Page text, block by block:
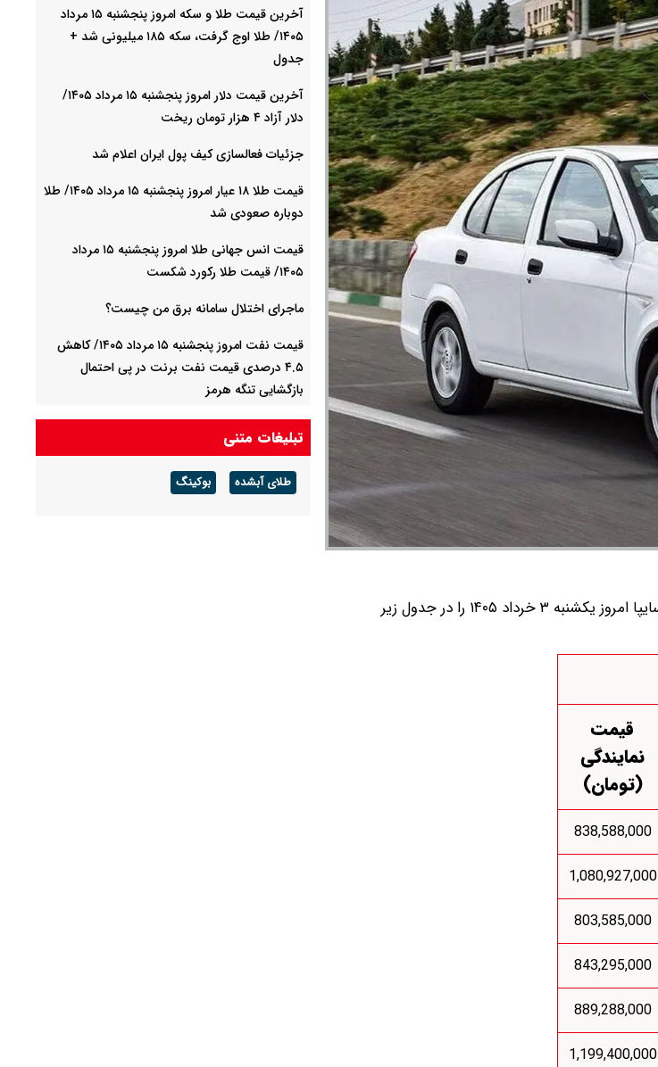
قیمت متوسط بازار آزاد و قیمت نمایندگی خودرو‌های سایپا امروز یکشنبه ۳ خرداد ۱۴۰۵ را در جدول زیر
قیمت
نمایندگی
(تومان)
838,588,000
1,080,927,000
803,585,000
843,295,000
889,288,000
1,199,400,000
آخرین قیمت طلا و سکه امروز پنجشنبه ۱۵ مرداد
۱۴۰۵/ طلا اوج گرفت، سکه ۱۸۵ میلیونی شد +
جدول
آخرین قیمت دلار امروز پنجشنبه ۱۵ مرداد ۱۴۰۵/
دلار آزاد ۴ هزار تومان ریخت
جزئیات فعالسازی کیف پول ایران اعلام شد
قیمت طلا ۱۸ عیار امروز پنجشنبه ۱۵ مرداد ۱۴۰۵/ طلا
دوباره صعودی شد
قیمت انس جهانی طلا امروز پنجشنبه ۱۵ مرداد
۱۴۰۵/ قیمت طلا رکورد شکست
ماجرای اختلال سامانه برق من چیست؟
قیمت نفت امروز پنجشنبه ۱۵ مرداد ۱۴۰۵/ کاهش
۴.۵ درصدی قیمت نفت برنت در پی احتمال
بازگشایی تنگه هرمز
قیمت خودرو‌های ایران خودرو امروز پنجشنبه ۱۵
مرداد ۱۴۰۵/ پژو ۲۰۷، تارا و دناپلاس چند؟ + جدول
تبلیغات متنی
طلای آبشده بوکینگ